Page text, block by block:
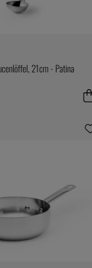
21cm - Patina